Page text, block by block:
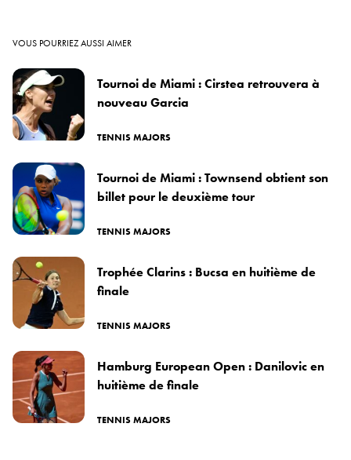
VOUS POURRIEZ AUSSI AIMER
Tournoi de Miami : Cirstea retrouvera à
nouveau Garcia
TENNIS MAJORS
Tournoi de Miami : Townsend obtient son
billet pour le deuxième tour
TENNIS MAJORS
Trophée Clarins : Bucsa en huitième de
finale
TENNIS MAJORS
Hamburg European Open : Danilovic en
huitième de finale
TENNIS MAJORS